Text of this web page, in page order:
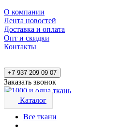
О компании
Лента новостей
Доставка и оплата
Опт и скидки
Контакты
+7 937 209 09 07
Заказать звонок
Каталог
Все ткани